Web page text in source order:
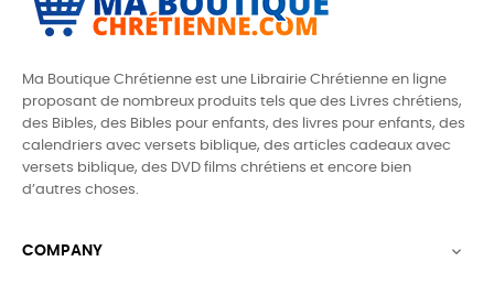
Ma Boutique Chrétienne est une Librairie Chrétienne en ligne
proposant de nombreux produits tels que des Livres chrétiens,
des Bibles, des Bibles pour enfants, des livres pour enfants, des
calendriers avec versets biblique, des articles cadeaux avec
versets biblique, des DVD films chrétiens et encore bien
d’autres choses.
COMPANY 